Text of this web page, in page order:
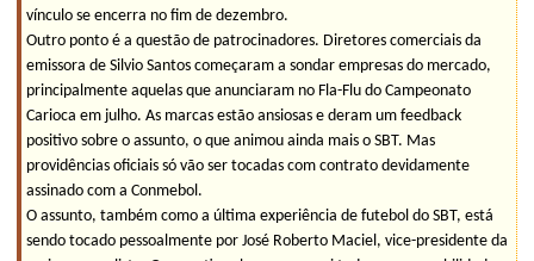
vínculo se encerra no fim de dezembro.
Outro ponto é a questão de patrocinadores. Diretores comerciais da
emissora de Silvio Santos começaram a sondar empresas do mercado,
principalmente aquelas que anunciaram no Fla-Flu do Campeonato
Carioca em julho. As marcas estão ansiosas e deram um feedback
positivo sobre o assunto, o que animou ainda mais o SBT. Mas
providências oficiais só vão ser tocadas com contrato devidamente
assinado com a Conmebol.
O assunto, também como a última experiência de futebol do SBT, está
sendo tocado pessoalmente por José Roberto Maciel, vice-presidente da